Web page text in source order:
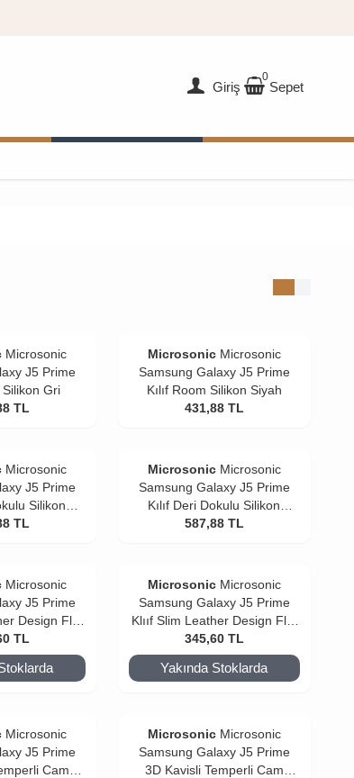
Giriş
0
Sepet
Microsonic
J5 Prime
Silikon Gri
TL
Microsonic Microsonic
Samsung Galaxy J5 Prime
Kılıf Room Silikon Siyah
431,88 TL
Microsonic
J5 Prime
Silikon
TL
Microsonic Microsonic
Samsung Galaxy J5 Prime
Kılıf Deri Dokulu Silikon
Kırmızı
587,88 TL
Microsonic
J5 Prime
Design Flip
Gold
TL
Microsonic Microsonic
Samsung Galaxy J5 Prime
Klııf Slim Leather Design Flip
Cover Bordo
345,60 TL
Yakında Stoklarda
Microsonic
J5 Prime
Cam
Microsonic Microsonic
Samsung Galaxy J5 Prime
3D Kavisli Temperli Cam